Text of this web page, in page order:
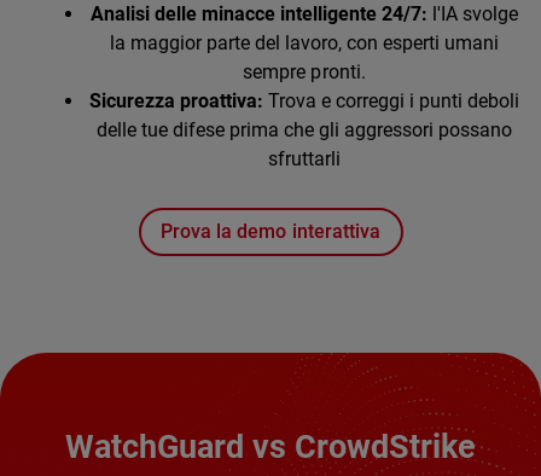
Analisi delle minacce intelligente 24/7: l'IA svolge
la maggior parte del lavoro, con esperti umani
sempre pronti.
Sicurezza proattiva: Trova e correggi i punti deboli
delle tue difese prima che gli aggressori possano
sfruttarli
Prova la demo interattiva
WatchGuard vs CrowdStrike